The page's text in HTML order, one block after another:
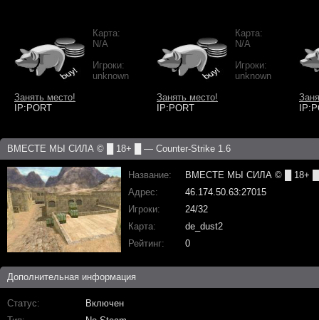
Карта:
N/A
Игроки:
unknown
Занять место!
IP:PORT
Карта:
N/A
Игроки:
unknown
Занять место!
IP:PORT
ВМЕСТЕ МЫ СИЛА © █ 18+ █ — Counter-Strike 1.6
Название
ВМЕСТЕ МЫ СИЛА © █ 18+ █
Адрес
46.174.50.63:27015
Игроки
24/32
Карта
de_dust2
Рейтинг
0
Дополнительная информация
Статус
Включен